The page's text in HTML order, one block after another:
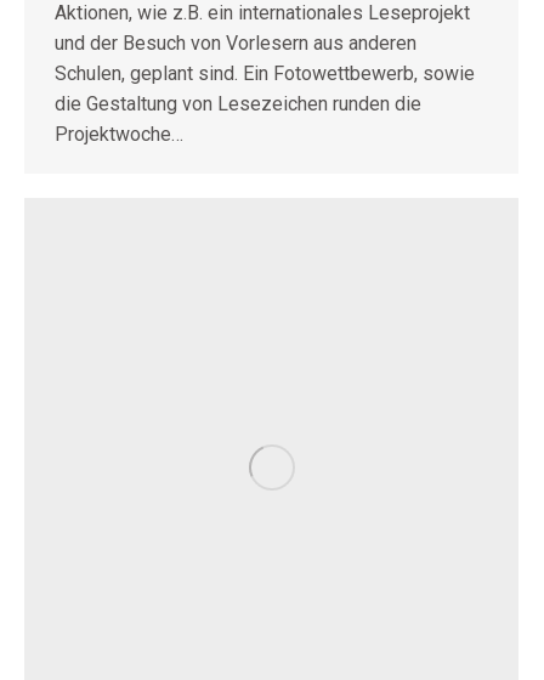
Aktionen, wie z.B. ein internationales Leseprojekt
und der Besuch von Vorlesern aus anderen
Schulen, geplant sind. Ein Fotowettbewerb, sowie
die Gestaltung von Lesezeichen runden die
Projektwoche…